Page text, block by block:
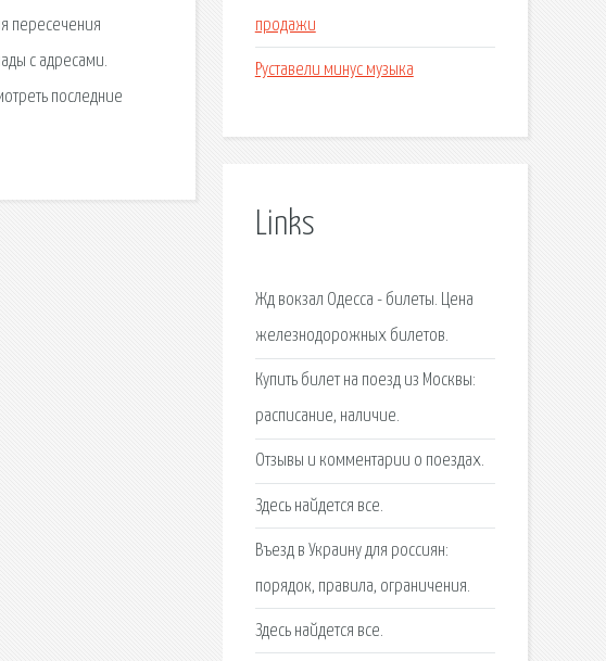
пересечения
с адресами.
последние
продажи
Руставели минус музыка
Links
Жд вокзал Одесса - билеты. Цена
железнодорожных билетов.
Купить билет на поезд из Москвы:
расписание, наличие.
Отзывы и комментарии о поездах.
Здесь найдется все.
Въезд в Украину для россиян:
порядок, правила, ограничения.
Здесь найдется все.